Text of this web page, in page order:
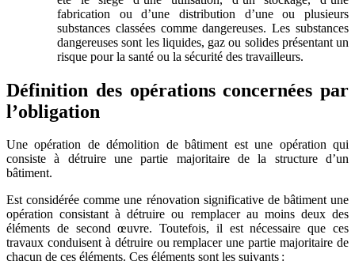
fabrication ou d’une distribution d’une ou plusieurs
substances classées comme dangereuses. Les substances
dangereuses sont les liquides, gaz ou solides présentant un
risque pour la santé ou la sécurité des travailleurs.
Définition des opérations concernées par
l’obligation
Une opération de démolition de bâtiment est une opération qui
consiste à détruire une partie majoritaire de la structure d’un
bâtiment.
Est considérée comme une rénovation significative de bâtiment une
opération consistant à détruire ou remplacer au moins deux des
éléments de second œuvre. Toutefois, il est nécessaire que ces
travaux conduisent à détruire ou remplacer une partie majoritaire de
chacun de ces éléments. Ces éléments sont les suivants :